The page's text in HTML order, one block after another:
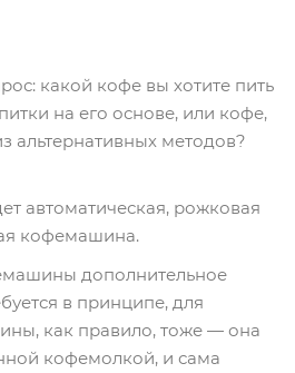
какой кофе вы хотите пить
на его основе, или кофе,
альтернативных методов?
автоматическая, рожковая
кофемашина.
дополнительное
в принципе, для
как правило, тоже — она
кофемолкой, и сама